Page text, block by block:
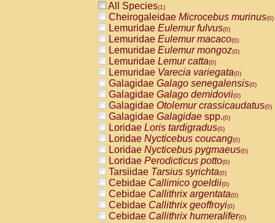
All Species(1)
Cheirogaleidae Microcebus murinus(0)
Lemuridae Eulemur fulvus(0)
Lemuridae Eulemur macaco(0)
Lemuridae Eulemur mongoz(0)
Lemuridae Lemur catta(0)
Lemuridae Varecia variegata(0)
Galagidae Galago senegalensis(0)
Galagidae Galago demidovii(0)
Galagidae Otolemur crassicaudatus(0)
Galagidae Galagidae spp.(0)
Loridae Loris tardigradus(0)
Loridae Nycticebus coucang(0)
Loridae Nycticebus pygmaeus(0)
Loridae Perodicticus potto(0)
Tarsiidae Tarsius syrichta(0)
Cebidae Callimico goeldii(0)
Cebidae Callithrix argentata(0)
Cebidae Callithrix geoffroyi(0)
Cebidae Callithrix humeralifer(0)